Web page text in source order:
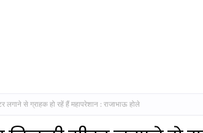
लगाने से ग्राहक हो रहें हैं महापरेशान : राजाभाऊ होले